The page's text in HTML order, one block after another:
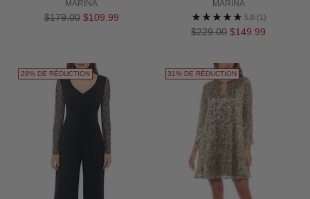
MARINA
Prix
$179.00 $109.99
MARINA
5.0 (1)
Prix
$229.00 $149.99
28% DE RÉDUCTION 31% DE RÉDUCTION